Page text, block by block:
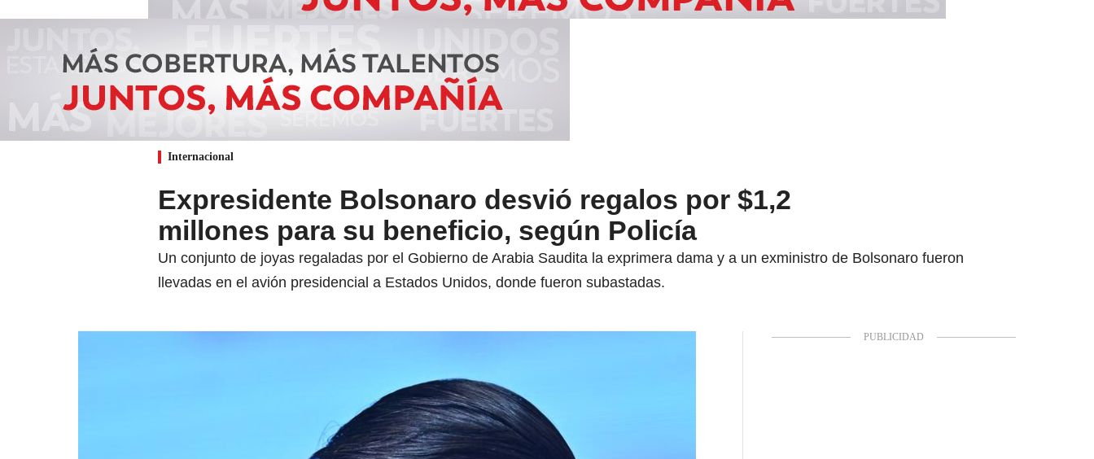
Internacional
Expresidente Bolsonaro desvió regalos por $1,2
millones para su beneficio, según Policía
Un conjunto de joyas regaladas por el Gobierno de Arabia Saudita la exprimera dama y a un exministro de Bolsonaro fueron
llevadas en el avión presidencial a Estados Unidos, donde fueron subastadas.